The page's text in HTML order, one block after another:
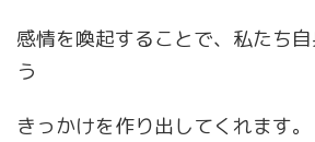
感情を喚起することで、私たち
う
きっかけを作り出してくれます。